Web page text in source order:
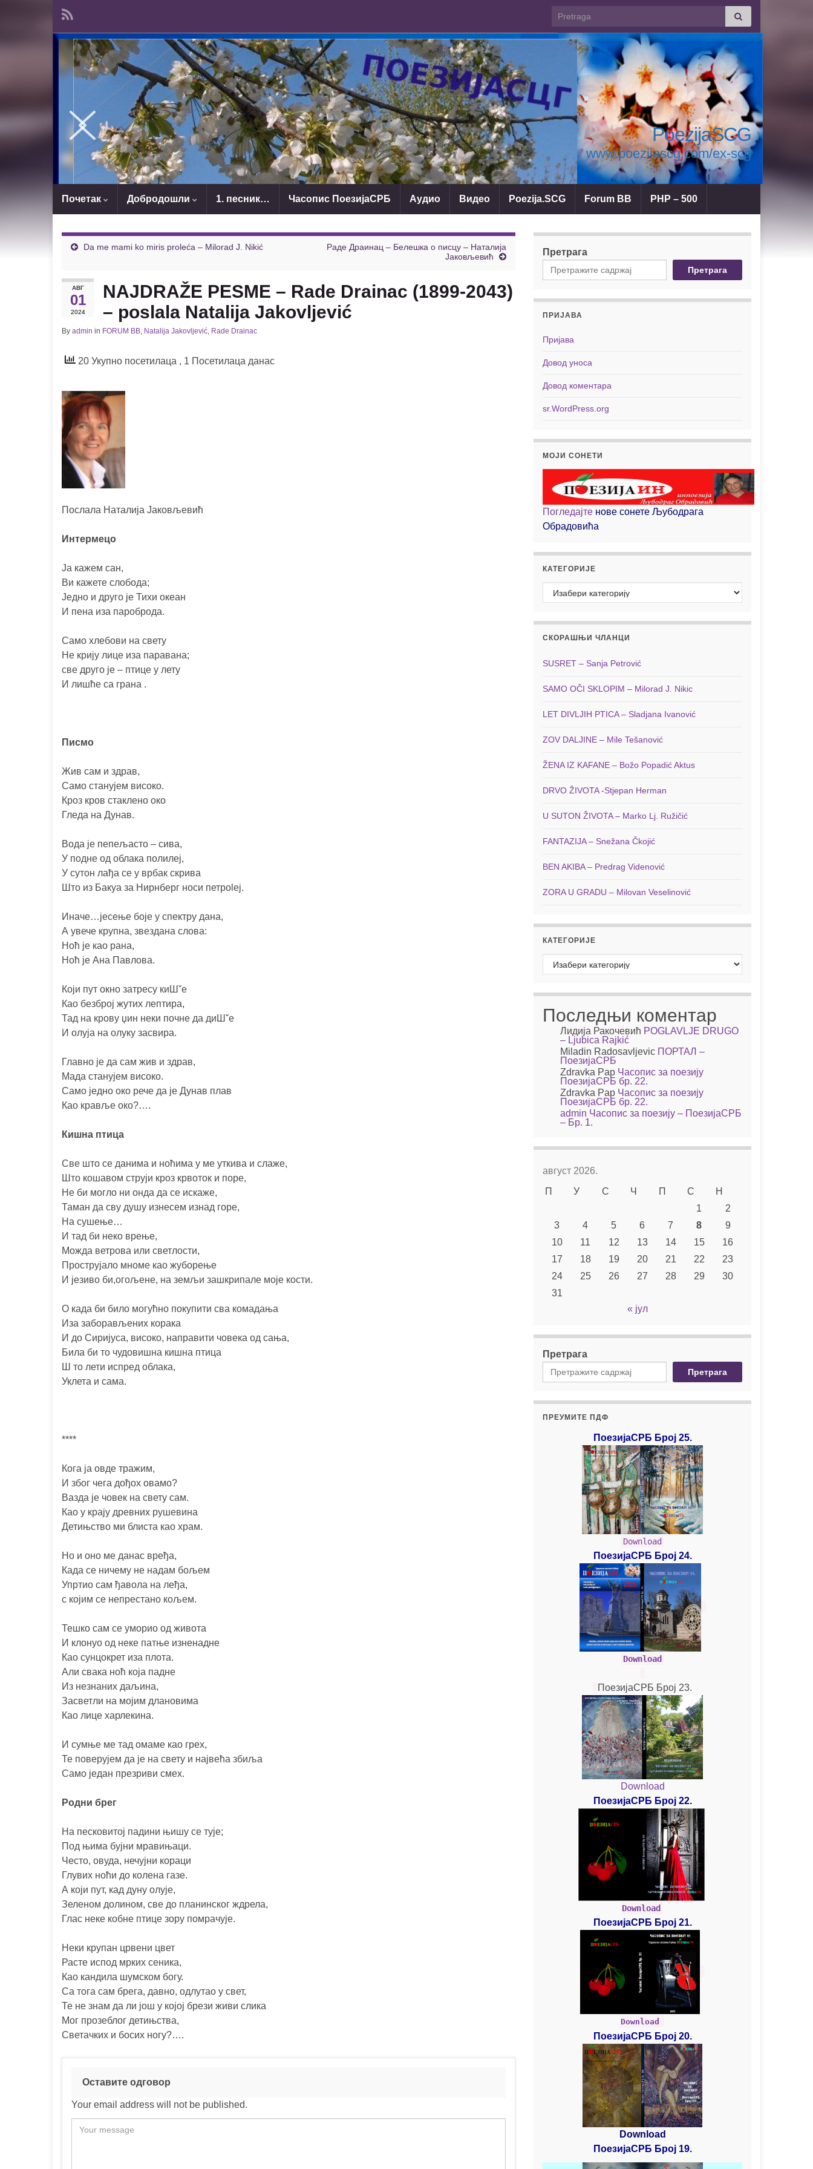
Search for:
PoezijaSCG
www.poezijascg.com/ex-scg
Почетак Добродошли 1. песник… Часопис ПоезијаСРБ Аудио Видео Poezija.SCG Forum BB PHP – 500
Da me mami ko miris proleća – Milorad J. Nikić
Раде Драинац – Белешка о писцу – Наталија
Јаковљевић
АВГ
01
2024
NAJDRAŽE PESME – Rade Drainac (1899-2043)
– poslala Natalija Jakovljević
By admin in FORUM BB, Natalija Jakovljević, Rade Drainac
20 Укупно посетилаца , 1 Посетилаца данас
Послала Наталија Јаковљевић
Интермецо
Ја кажем сан,
Ви кажете слобода;
Једно и друго је Тихи океан
И пена иза пароброда.
Само хлебови на свету
Не крију лице иза паравана;
све друго је – птице у лету
И лишће са грана .
Писмо
Жив сам и здрав,
Само станујем високо.
Кроз кров стаклено око
Гледа на Дунав.
Вода је пепељасто – сива,
У подне од облака полилеј,
У сутон лађа се у врбак скрива
Што из Бакуа за Нирнберг носи петрoleј.
Иначе…јесење боје у спектру дана,
А увече крупна, звездана слова:
Ноћ је као рана,
Ноћ је Ана Павлова.
Који пут окно затресу киШˇе
Као безброј жутих лептира,
Тад на крову џин неки почне да диШˇе
И олуја на олуку засвира.
Главно је да сам жив и здрав,
Мада станујем високо.
Само једно око рече да је Дунав плав
Као кравље око?….
Кишна птица
Све што се данима и ноћима у ме уткива и слаже,
Што кошавом струји кроз крвоток и поре,
Не би могло ни онда да се искаже,
Таман да сву душу изнесем изнад горе,
На сушење…
И тад би неко врење,
Можда ветрова или светлости,
Прострујало мноме као жуборење
И језиво би,огољене, на земљи зашкрипале моје кости.
О када би било могућно покупити сва комадања
Иза заборављених корака
И до Сиријуса, високо, направити човека од сања,
Била би то чудовишна кишна птица
Ш то лети испред облака,
Уклета и сама.
****
Кога ја овде тражим,
И због чега дођох овамо?
Вазда је човек на свету сам.
Као у крају древних рушевина
Детињство ми блиста као храм.
Но и оно ме данас вређа,
Када се ничему не надам бољем
Упртио сам ђавола на леђа,
с којим се непрестано кољем.
Тешко сам се уморио од живота
И клонуо од неке патње изненадне
Као сунцокрет иза плота.
Али свака ноћ која падне
Из незнаних даљина,
Засветли на мојим длановима
Као лице харлекина.
И сумње ме тад омаме као грех,
Те поверујем да је на свету и највећа збиља
Само један презриви смех.
Родни брег
На песковитој падини њишу се тује;
Под њима бујни мравињаци.
Често, овуда, нечујни кораци
Глувих ноћи до кoлeна газе.
А који пут, кад дуну олује,
Зеленом долином, све до планинског ждрела,
Глас неке кобне птице зору помрачује.
Неки крупан црвени цвет
Расте испод мрких сеника,
Као кандила шумском богу.
Са тога сам брега, давно, одлутао у свет,
Те не знам да ли још у којој брези живи слика
Мог прозеблог детињства,
Светачких и босих ногу?….
Оставите одговор
Your email address will not be published.
Претрага
Претрага
ПРИЈАВА
Пријава
Довод уноса
Довод коментара
sr.WordPress.org
МОЈИ СОНЕТИ
Погледајте нове сонете Љубодрага
Обрадовића
КАТЕГОРИЈЕ
Категорије
СКОРАШЊИ ЧЛАНЦИ
SUSRET – Sanja Petrović
SAMO OČI SKLOPIM – Milorad J. Nikic
LET DIVLJIH PTICA – Sladjana Ivanović
ZOV DALJINE – Mile Tešanović
ŽENA IZ KAFANE – Božo Popadić Aktus
DRVO ŽIVOTA -Stjepan Herman
U SUTON ŽIVOTA – Marko Lj. Ružičić
FANTAZIJA – Snežana Čkojić
BEN AKIBA – Predrag Videnović
ZORA U GRADU – Milovan Veselinović
КАТЕГОРИЈЕ
Категорије
Последњи коментар
Лидија Ракочевић POGLAVLJE DRUGO
– Ljubica Rajkić
Miladin Radosavljevic ПОРТАЛ –
ПоезијаСРБ
Zdravka Pap Часопис за поезију
ПоезијаСРБ бр. 22.
Zdravka Pap Часопис за поезију
ПоезијаСРБ бр. 22.
admin Часопис за поезију – ПоезијаСРБ
– Бр. 1.
август 2026.
П
У С Ч П С
Н
1
2
3
4 5 6 7 8
9
10
11 12 13 14 15
16
17
18 19 20 21 22
23
24
25 26 27 28 29
30
31
« јул
Претрага
Претрага
ПРЕУМИТЕ ПДФ
ПоезијаСРБ Број 25.
Download
ПоезијаСРБ Број 24.
Download
ПоезијаСРБ Број 23.
Download
ПоезијаСРБ Број 22.
Download
ПоезијаСРБ Број 21.
Download
ПоезијаСРБ Број 20.
Download
ПоезијаСРБ Број 19.